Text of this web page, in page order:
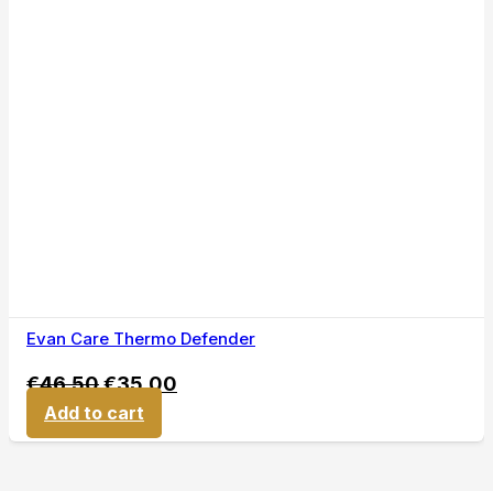
Evan Care Thermo Defender
€46,50€35,00
Add to cart